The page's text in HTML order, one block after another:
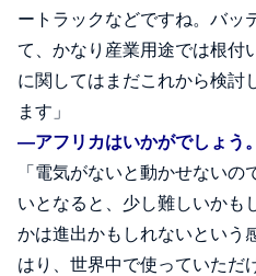
ートラックなどですね。バッ
て、かなり産業用途では根付
に関してはまだこれから検討
ます」
―アフリカはいかがでしょう。
「電気がないと動かせない
いとなると、少し難しいかも
かは進出かもしれないという
はり、世界中で使っていただ